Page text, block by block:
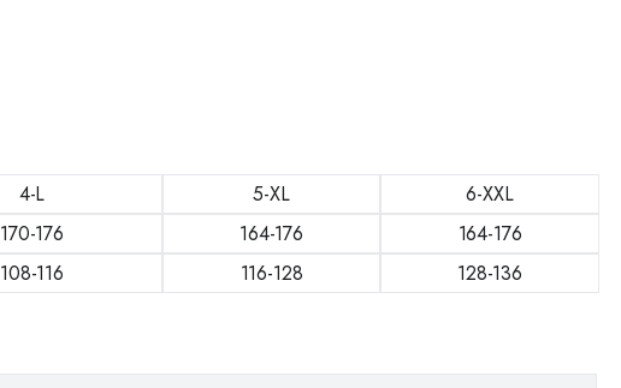
4-L 5-XL
6-XXL
170-176 164-176
164-176
108-116 116-128 128-136